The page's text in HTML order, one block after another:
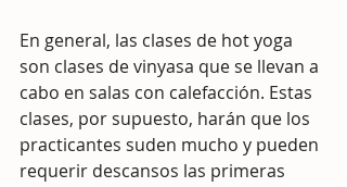
En general, las clases de hot yoga
son clases de vinyasa que se llevan a
cabo en salas con calefacción. Estas
clases, por supuesto, harán que los
practicantes suden mucho y pueden
requerir descansos las primeras